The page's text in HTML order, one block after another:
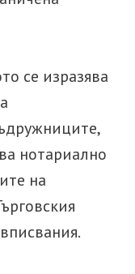
се изразява
нотариално
на